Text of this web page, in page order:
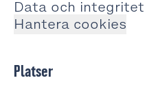
Data och integritet
Hantera cookies
Platser